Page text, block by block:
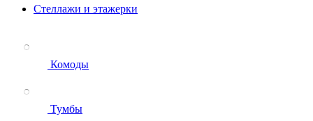
Стеллажи и этажерки
Комоды
Тумбы